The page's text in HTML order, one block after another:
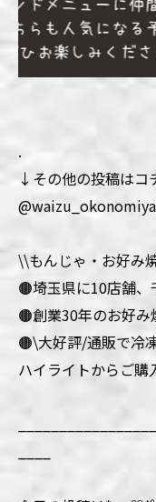
.
↓その他の投稿はコ
\\もんじゃ・お好
🟤埼玉県に10店舗
🟤創業30年のお好み
🟤\大好評/通販で冷
ハイライトからご購